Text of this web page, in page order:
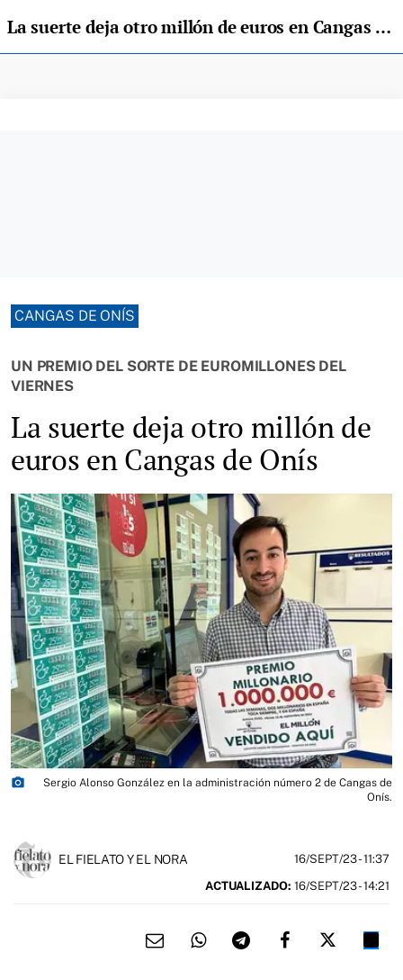
La suerte deja otro millón de euros en Cangas de Onís
CANGAS DE ONÍS
UN PREMIO DEL SORTE DE EUROMILLONES DEL
VIERNES
La suerte deja otro millón de
euros en Cangas de Onís
photo_camera
Sergio Alonso González en la administración número 2 de Cangas de
Onís.
EL FIELATO Y EL NORA 16/SEPT/23- 11:37
ACTUALIZADO: 16/SEPT/23 - 14:21